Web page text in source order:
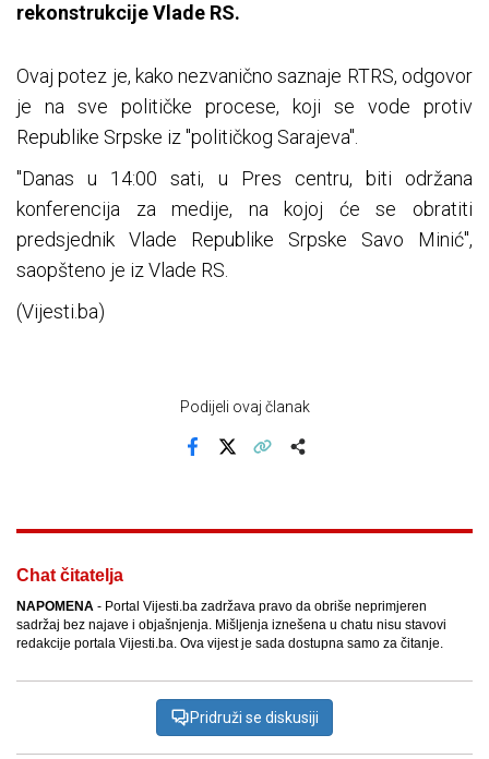
rekonstrukcije Vlade RS.
Ovaj potez je, kako nezvanično saznaje RTRS, odgovor
je na sve političke procese, koji se vode protiv
Republike Srpske iz "političkog Sarajeva".
"Danas u 14:00 sati, u Pres centru, biti održana
konferencija za medije, na kojoj će se obratiti
predsjednik Vlade Republike Srpske Savo Minić",
saopšteno je iz Vlade RS.
(Vijesti.ba)
Podijeli ovaj članak
Chat čitatelja
NAPOMENA - Portal Vijesti.ba zadržava pravo da obriše neprimjeren
sadržaj bez najave i objašnjenja. Mišljenja iznešena u chatu nisu stavovi
redakcije portala Vijesti.ba. Ova vijest je sada dostupna samo za čitanje.
Pridruži se diskusiji